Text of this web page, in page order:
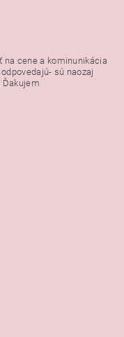
na cene a kominunikácia
sú naozaj